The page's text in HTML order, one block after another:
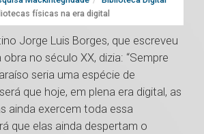
físicas na era digital
Jorge Luis Borges, que escreveu
no século XX, dizia: “Sempre
seria uma espécie de
que hoje, em plena era digital, as
ainda exercem toda essa
que elas ainda despertam o